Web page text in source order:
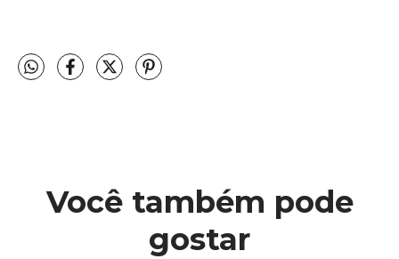
Você também pode
gostar